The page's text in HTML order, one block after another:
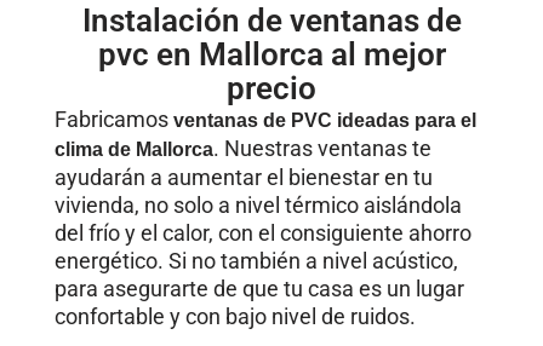
Instalación de ventanas de
pvc en Mallorca al mejor
precio
Fabricamos ventanas de PVC ideadas para el
clima de Mallorca. Nuestras ventanas te
ayudarán a aumentar el bienestar en tu
vivienda, no solo a nivel térmico aislándola
del frío y el calor, con el consiguiente ahorro
energético. Si no también a nivel acústico,
para asegurarte de que tu casa es un lugar
confortable y con bajo nivel de ruidos.